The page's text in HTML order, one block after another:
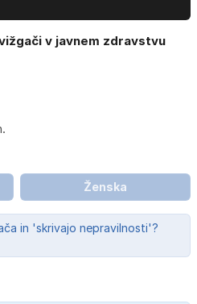
v javnem zdravstvu
Ženska
in 'skrivajo nepravilnosti'?